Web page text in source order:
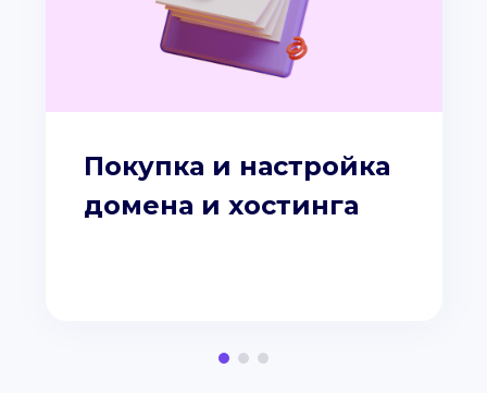
Покупка и настройка
домена и хостинга